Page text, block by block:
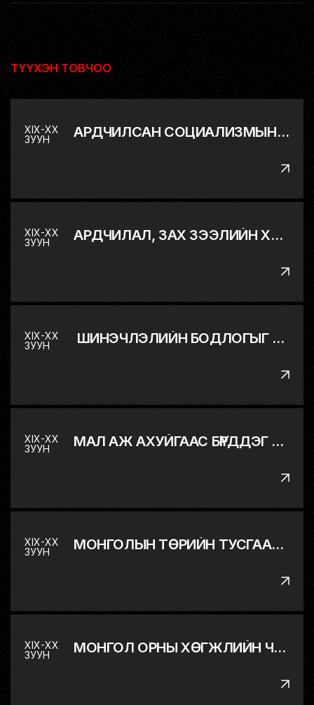
ТҮҮХЭН ТОВЧОО
XIX-XX
ЗУУН
АРДЧИЛСАН СОЦИАЛИЗМЫН ДЭВШИЛТЭТ ХЭЛБЭР РҮҮ
XIX-XX
ЗУУН
АРДЧИЛАЛ, ЗАХ ЗЭЭЛИЙН ХАРИЛЦААНД ШИЛЖИХ ЯВЦ
XIX-XX
ЗУУН
ШИНЭЧЛЭЛИЙН БОДЛОГЫГ ЭХЛҮҮЛЭВ
XIX-XX
ЗУУН
МАЛ АЖ АХУЙГААС БҮРДДЭГ МОНГОЛ ОРНЫ ЭДИЙН ЗАСГИЙГ ОЛОН САЛБАРТ ШИЛЖҮҮЛЭВ
XIX-XX
ЗУУН
МОНГОЛЫН ТӨРИЙН ТУСГААР ТОГТНОЛ, БҮРЭН ЭРХТ БАЙДЛЫГ СЭРГЭЭН БАТАТГАВ
XIX-XX
ЗУУН
МОНГОЛ ОРНЫ ХӨГЖЛИЙН ЧИГ БАРИМЖАА